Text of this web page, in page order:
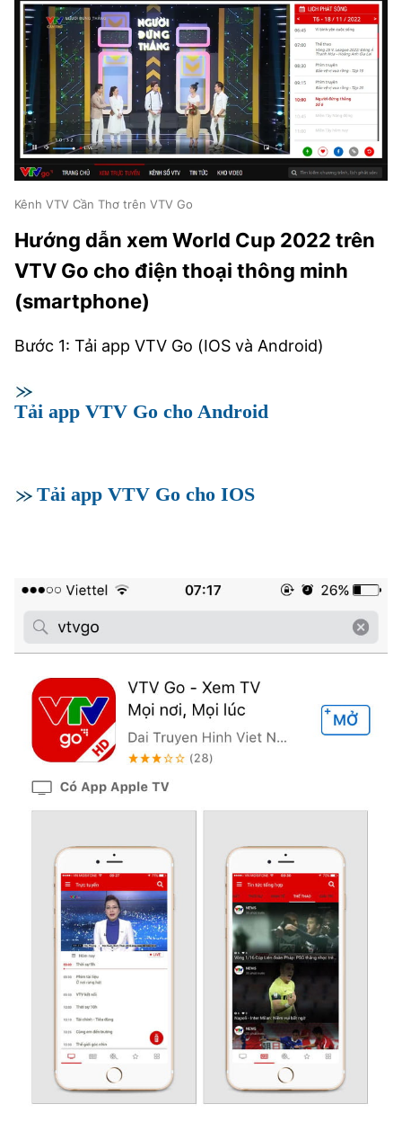
Kênh VTV Cần Thơ trên VTV Go
Hướng dẫn xem World Cup 2022 trên
VTV Go cho điện thoại thông minh
(smartphone)
Bước 1: Tải app VTV Go (IOS và Android)
Tải app VTV Go cho Android
Tải app VTV Go cho IOS